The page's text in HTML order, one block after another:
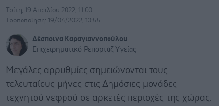
Τρίτη, 19 Απριλίου 2022, 11:00
Τροποποίηση: 19/04/2022, 10:55
Δέσποινα Καραγιαννοπούλου
Επιχειρηματικό Ρεπορτάζ Υγείας
Μεγάλες αρρυθμίες σημειώνονται τους
τελευταίους μήνες στις Δημόσιες μονάδες
τεχνητού νεφρού σε αρκετές περιοχές της χώρας.